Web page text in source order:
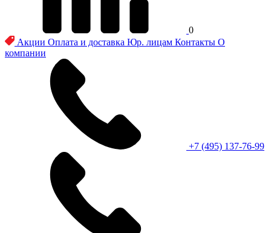
0
Акции Оплата и доставка Юр. лицам Контакты О
компании
+7 (495) 137-76-99